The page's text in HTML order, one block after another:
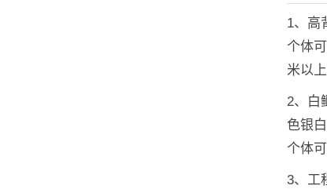
1、高
个体
米以
2、白
色银
个体可
3、工